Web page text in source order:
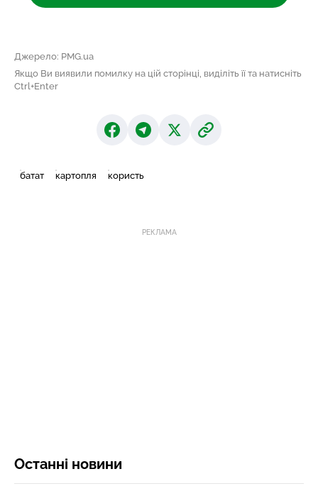
Джерело: PMG.ua
Якщо Ви виявили помилку на цій сторінці, виділіть її та натисніть
Ctrl+Enter
батат картопля користь
РЕКЛАМА
Останні новини